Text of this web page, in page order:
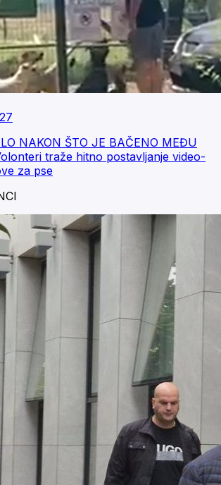
NAKON ŠTO JE BAČENO MEĐU
traže hitno postavljanje video-
za pse